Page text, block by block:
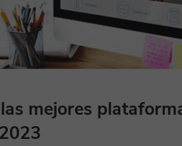
mejores